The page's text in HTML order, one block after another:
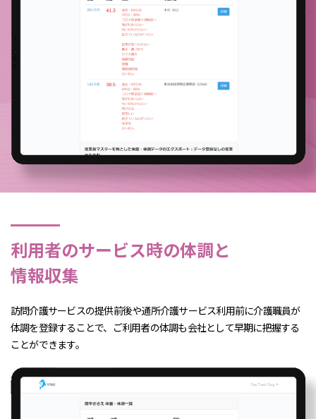
利用者のサービス時の体調と
情報収集
訪問介護サービスの提供前後や通所介護サービス利用前に介護職員が
体調を登録することで、ご利用者の体調も会社として早期に把握する
ことができます。